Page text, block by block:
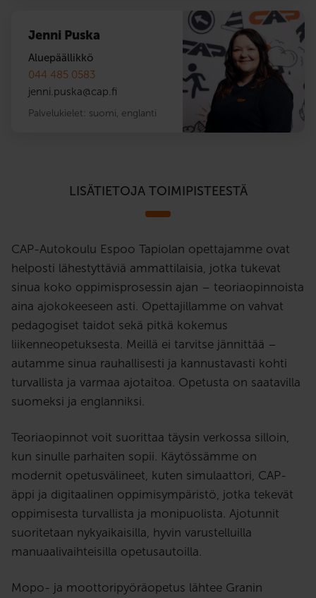
Jenni Puska
Aluepäällikkö
044 485 0583
jenni.puska@cap.fi
Palvelukielet: suomi, englanti
LISÄTIETOJA TOIMIPISTEESTÄ
CAP-Autokoulu Espoo Tapiolan opettajamme ovat
helposti lähestyttäviä ammattilaisia, jotka tukevat
sinua koko oppimisprosessin ajan – teoriaopinnoista
aina ajokokeeseen asti. Opettajillamme on vahvat
pedagogiset taidot sekä pitkä kokemus
liikenneopetuksesta. Meillä ei tarvitse jännittää –
autamme sinua rauhallisesti ja kannustavasti kohti
turvallista ja varmaa ajotaitoa. Opetusta on saatavilla
suomeksi ja englanniksi.
Teoriaopinnot voit suorittaa täysin verkossa silloin,
kun sinulle parhaiten sopii. Käytössämme on
modernit opetusvälineet, kuten simulaattori, CAP-
äppi ja digitaalinen oppimisympäristö, jotka tekevät
oppimisesta turvallista ja monipuolista. Ajotunnit
suoritetaan nykyaikaisilla, hyvin varustelluilla
manuaalivaihteisilla opetusautoilla.
Mopo- ja moottoripyöräopetus lähtee Granin